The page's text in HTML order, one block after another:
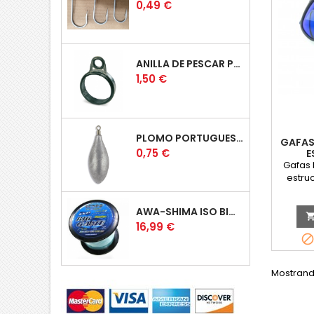
Precio
0,49 €
ANILLA DE PESCAR PUENTE BAJO
Precio
1,50 €
PLOMO PORTUGUES ROLLING
Precio
0,75 €
AWA-SHIMA ISO BIG GAME AZUL
Precio
16,99 €
Gafas
de

